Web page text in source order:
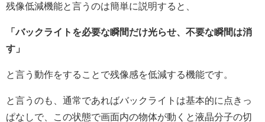
残像低減機能と言うのは簡単に説明すると、
「バックライトを必要な瞬間だけ光らせ、不要な瞬間は消
す」
と言う動作をすることで残像感を低減する機能です。
と言うのも、通常であればバックライトは基本的に点きっ
ぱなしで、この状態で画面内の物体が動くと液晶分子の切